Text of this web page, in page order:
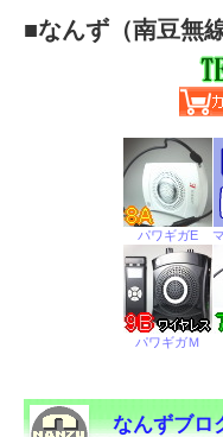
■なんず（南豆無
なんずブロ